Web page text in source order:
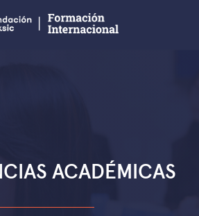
ACADÉMICAS